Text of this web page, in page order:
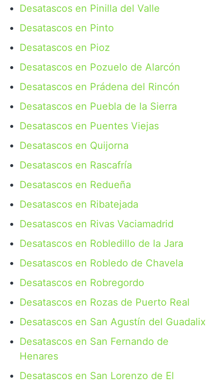
Desatascos en Pinilla del Valle
Desatascos en Pinto
Desatascos en Pioz
Desatascos en Pozuelo de Alarcón
Desatascos en Prádena del Rincón
Desatascos en Puebla de la Sierra
Desatascos en Puentes Viejas
Desatascos en Quijorna
Desatascos en Rascafría
Desatascos en Redueña
Desatascos en Ribatejada
Desatascos en Rivas Vaciamadrid
Desatascos en Robledillo de la Jara
Desatascos en Robledo de Chavela
Desatascos en Robregordo
Desatascos en Rozas de Puerto Real
Desatascos en San Agustín del Guadalix
Desatascos en San Fernando de
Henares
Desatascos en San Lorenzo de El